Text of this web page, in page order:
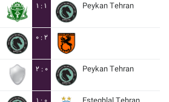
۱ : ۱ Peykan Tehran
۰ : ۲
۲ : ۰ Peykan Tehran